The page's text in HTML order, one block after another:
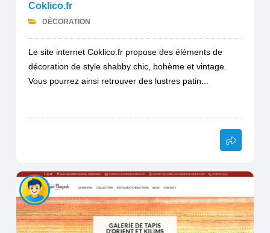
Coklico.fr
DÉCORATION
Le site internet Coklico.fr propose des éléments de
décoration de style shabby chic, bohème et vintage.
Vous pourrez ainsi retrouver des lustres patin...